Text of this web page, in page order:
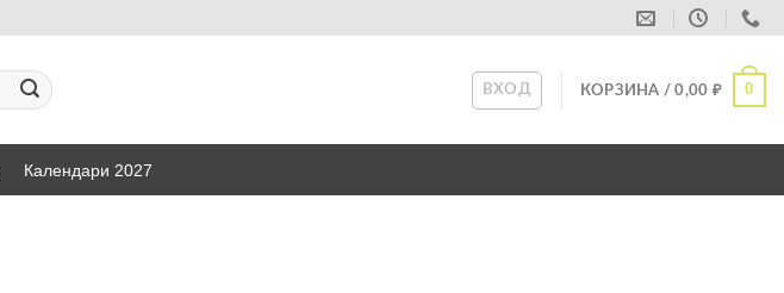
ВХОД КОРЗИНА /0,00 ₽ 0
Календари 2027